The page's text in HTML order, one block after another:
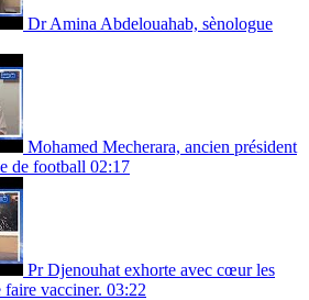
Dr Amina Abdelouahab, sènologue
Mohamed Mecherara, ancien président
de football 02:17
Pr Djenouhat exhorte avec cœur les
faire vacciner. 03:22